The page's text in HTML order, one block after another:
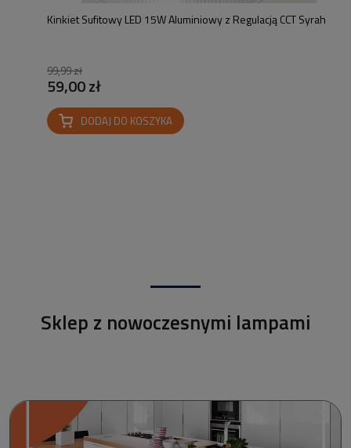
Kinkiet Sufitowy LED 15W Aluminiowy z Regulacją CCT Syrah
99,99 zł
59,00 zł
DODAJ DO KOSZYKA
Sklep z nowoczesnymi lampami